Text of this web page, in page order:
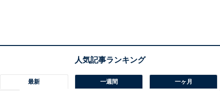
最新 一週間 一ヶ月